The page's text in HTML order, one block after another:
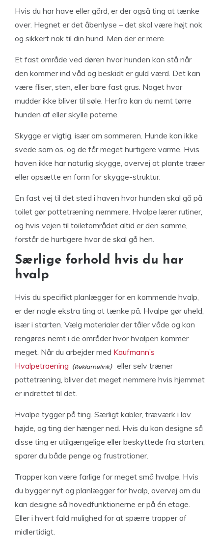
Hvis du har have eller gård, er der også ting at tænke
over. Hegnet er det åbenlyse – det skal være højt nok
og sikkert nok til din hund. Men der er mere.
Et fast område ved døren hvor hunden kan stå når
den kommer ind våd og beskidt er guld værd. Det kan
være fliser, sten, eller bare fast grus. Noget hvor
mudder ikke bliver til søle. Herfra kan du nemt tørre
hunden af eller skylle poterne.
Skygge er vigtig, især om sommeren. Hunde kan ikke
svede som os, og de får meget hurtigere varme. Hvis
haven ikke har naturlig skygge, overvej at plante træer
eller opsætte en form for skygge-struktur.
En fast vej til det sted i haven hvor hunden skal gå på
toilet gør pottetræning nemmere. Hvalpe lærer rutiner,
og hvis vejen til toiletområdet altid er den samme,
forstår de hurtigere hvor de skal gå hen.
Særlige forhold hvis du har
hvalp
Hvis du specifikt planlægger for en kommende hvalp,
er der nogle ekstra ting at tænke på. Hvalpe gør uheld,
især i starten. Vælg materialer der tåler våde og kan
rengøres nemt i de områder hvor hvalpen kommer
meget. Når du arbejder med Kaufmann’s
Hvalpetraening
eller selv træner
pottetræning, bliver det meget nemmere hvis hjemmet
er indrettet til det.
Hvalpe tygger på ting. Særligt kabler, træværk i lav
højde, og ting der hænger ned. Hvis du kan designe så
disse ting er utilgængelige eller beskyttede fra starten,
sparer du både penge og frustrationer.
Trapper kan være farlige for meget små hvalpe. Hvis
du bygger nyt og planlægger for hvalp, overvej om du
kan designe så hovedfunktionerne er på én etage.
Eller i hvert fald mulighed for at spærre trapper af
midlertidigt.